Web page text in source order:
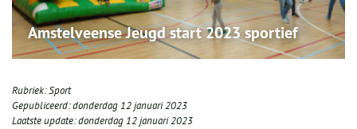
Amstelveense Jeugd start 2023 sportief
Rubriek:Sport
Gepubliceerd:donderdag 12 januari 2023
Laatste update:donderdag 12 januari 2023